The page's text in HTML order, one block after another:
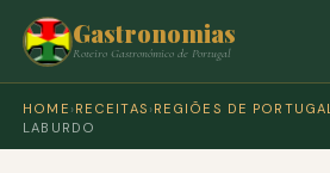
Gastronomias
Roteiro Gastronómico de Portugal
HOME › RECEITAS › REGIÕES DE PORTUGAL
LABURDO